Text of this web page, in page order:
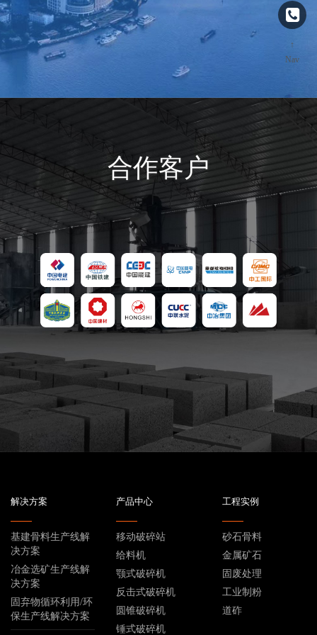
合作客户
解决方案
基建骨料生产线解
决方案
冶金选矿生产线解
决方案
固弃物循环利用/环
保生产线解决方案
产品中心
移动破碎站
给料机
颚式破碎机
反击式破碎机
圆锥破碎机
锤式破碎机
工程实例
砂石骨料
金属矿石
固废处理
工业制粉
道砟
↑
Nav